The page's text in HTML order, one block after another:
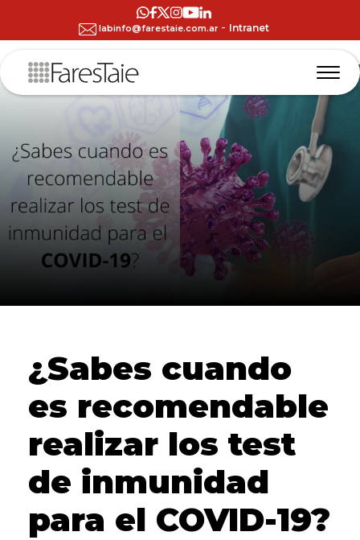
labinfo@farestaie.com.ar - Intranet
¿Sabes cuando
es recomendable
realizar los test
de inmunidad
para el COVID-19?